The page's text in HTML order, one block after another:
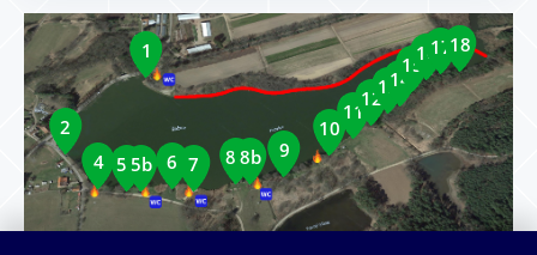
1
2
4 5a5b 6 7 8a8b 9
10
11
121314
15161718